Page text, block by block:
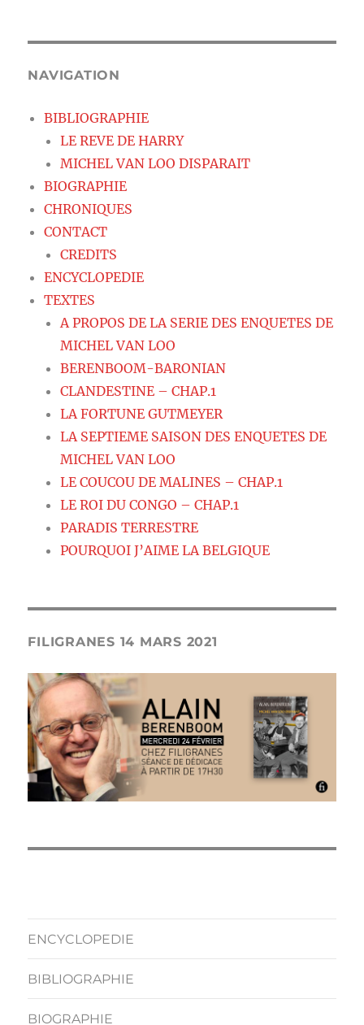
NAVIGATION
BIBLIOGRAPHIE
LE REVE DE HARRY
MICHEL VAN LOO DISPARAIT
BIOGRAPHIE
CHRONIQUES
CONTACT
CREDITS
ENCYCLOPEDIE
TEXTES
A PROPOS DE LA SERIE DES ENQUETES DE
MICHEL VAN LOO
BERENBOOM-BARONIAN
CLANDESTINE – CHAP.1
LA FORTUNE GUTMEYER
LA SEPTIEME SAISON DES ENQUETES DE
MICHEL VAN LOO
LE COUCOU DE MALINES – CHAP.1
LE ROI DU CONGO – CHAP.1
PARADIS TERRESTRE
POURQUOI J’AIME LA BELGIQUE
FILIGRANES 14 MARS 2021
ENCYCLOPEDIE
BIBLIOGRAPHIE
BIOGRAPHIE